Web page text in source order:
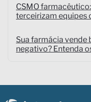
CSMO
terceirizam equipes
Sua farmácia vende
negativo? Entenda